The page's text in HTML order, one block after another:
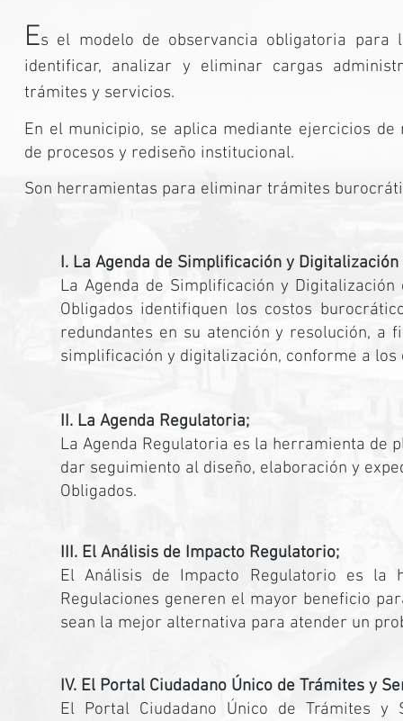
Es el modelo de observancia obligatoria para
identificar, analizar y eliminar cargas
trámites y servicios.
En el municipio, se aplica mediante ejercicios
de procesos y rediseño institucional.
Son herramientas para eliminar trámites
I. La Agenda de Simplificación y
​La Agenda de Simplificación y
Obligados identifiquen los costos
redundantes en su atención y resolución, a
simplificación y digitalización, conforme a
II. La Agenda Regulatoria;
La Agenda Regulatoria es la herramienta de
dar seguimiento al diseño, elaboración y
Obligados.
III. El Análisis de Impacto Regulatorio;
El Análisis de Impacto Regulatorio es la
Regulaciones generen el mayor beneficio
sean la mejor alternativa para atender un
IV. El Portal Ciudadano Único de Trámites y
El Portal Ciudadano Único de Trámites